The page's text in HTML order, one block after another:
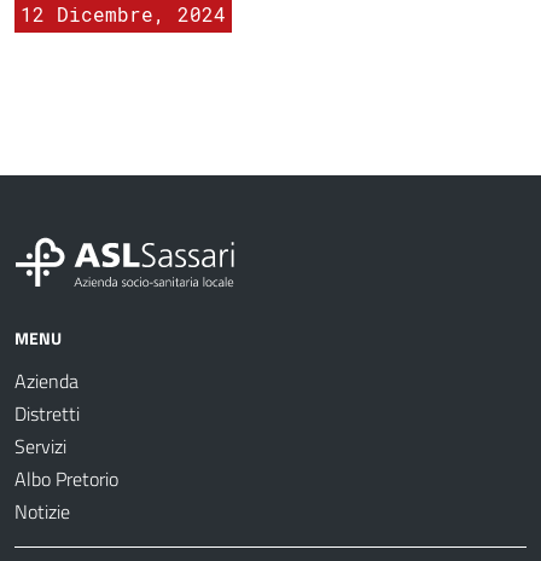
12 Dicembre, 2024
MENU
Azienda
Distretti
Servizi
Albo Pretorio
Notizie